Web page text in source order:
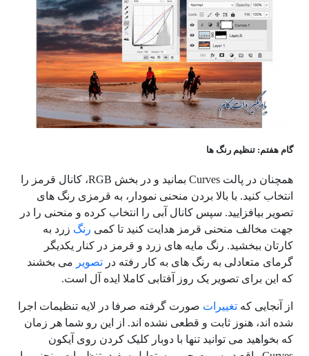
گام هفتم: تنظیم رنگ ها
همچنان در پالت Curves بمانید و در بخش RGB، کانال قرمز را
انتخاب کنید. با بالا بردن منحنی نمودار، به قرمزی رنگ های
تصویر بیافزایید. سپس کانال آبی را انتخاب کرده و منحنی را در
جهت مخالف منحنی قرمز هدایت کنید تا کمی رنگ زرد به
کارتان ببخشید. رنگ مایه های زرد و قرمز در کنار یکدیگر
گرمای متعادلی به رنگ های به کار رفته در تصویر می بخشند
که این برای تصویر یک روز آفتابی کاملا ایده آل است.
از آنجایی که تغییرات صورت گرفته صرفا در لایه تنظیمات اجرا
شده اند، هنوز ثابت و قطعی نشده اند. از این رو شما هر زمان
که بخواهید می توانید تنها با دوبار کلیک کردن روی آیکون